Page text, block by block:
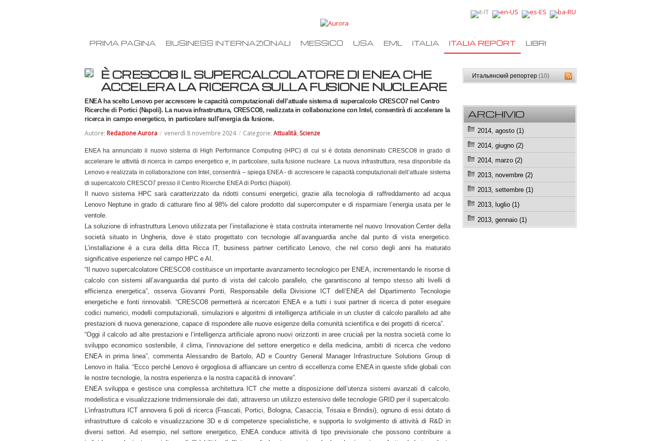
PRIMA PAGINA BUSINESS INTERNAZIONALI MESSICO USA EML ITALIA ITALIA REPORT LIBRI
È CRESCO8 IL SUPERCALCOLATORE DI ENEA CHE
ACCELERA LA RICERCA SULLA FUSIONE NUCLEARE
ENEA ha scelto Lenovo per accrescere le capacità computazionali dell’attuale sistema di supercalcolo CRESCO7 nel Centro
Ricerche di Portici (Napoli). La nuova infrastruttura, CRESCO8, realizzata in collaborazione con Intel, consentirà di accelerare la
ricerca in campo energetico, in particolare sull'energia da fusione.
Autore: Redazione Aurora / venerdì 8 novembre 2024 / Categorie: Attualità, Scienze
ENEA ha annunciato il nuovo sistema di High Performance Computing (HPC) di cui si è dotata denominato CRESCO8 in grado di
accelerare le attività di ricerca in campo energetico e, in particolare, sulla fusione nucleare. La nuova infrastruttura, resa disponibile da
Lenovo e realizzata in collaborazione con Intel, consentirà – spiega ENEA - di accrescere le capacità computazionali dell’attuale sistema
di supercalcolo CRESCO7 presso il Centro Ricerche ENEA di Portici (Napoli).
Il nuovo sistema HPC sarà caratterizzato da ridotti consumi energetici, grazie alla tecnologia di raffreddamento ad acqua
Lenovo Neptune in grado di catturare fino al 98% del calore prodotto dal supercomputer e di risparmiare l’energia usata per le
ventole.
La soluzione di infrastruttura Lenovo utilizzata per l’installazione è stata costruita interamente nel nuovo Innovation Center della
società situato in Ungheria, dove è stato progettato con tecnologie all’avanguardia anche dal punto di vista energetico.
L’installazione è a cura della ditta Ricca IT, business partner certificato Lenovo, che nel corso degli anni ha maturato
significative esperienze nel campo HPC e AI.
“Il nuovo supercalcolatore CRESCO8 costituisce un importante avanzamento tecnologico per ENEA, incrementando le risorse di
calcolo con sistemi all’avanguardia dal punto di vista del calcolo parallelo, che garantiscono al tempo stesso alti livelli di
efficienza energetica”, osserva Giovanni Ponti, Responsabile della Divisione ICT dell’ENEA del Dipartimento Tecnologie
energetiche e fonti rinnovabili. “CRESCO8 permetterà ai ricercatori ENEA e a tutti i suoi partner di ricerca di poter eseguire
codici numerici, modelli computazionali, simulazioni e algoritmi di intelligenza artificiale in un cluster di calcolo parallelo ad alte
prestazioni di nuova generazione, capace di rispondere alle nuove esigenze della comunità scientifica e dei progetti di ricerca”.
“Oggi il calcolo ad alte prestazioni e l’intelligenza artificiale aprono nuovi orizzonti in aree cruciali per la nostra società come lo
sviluppo economico sostenibile, il clima, l’innovazione del settore energetico e della medicina, ambiti di ricerca che vedono
ENEA in prima linea”, commenta Alessandro de Bartolo, AD e Country General Manager Infrastructure Solutions Group di
Lenovo in Italia. “Ecco perché Lenovo è orgogliosa di affiancare un centro di eccellenza come ENEA in queste sfide globali con
le nostre tecnologie, la nostra esperienza e la nostra capacità di innovare”.
ENEA sviluppa e gestisce una complessa architettura ICT che mette a disposizione dell’utenza sistemi avanzati di calcolo,
modellistica e visualizzazione tridimensionale dei dati, attraverso un utilizzo estensivo delle tecnologie GRID per il supercalcolo.
L’infrastruttura ICT annovera 6 poli di ricerca (Frascati, Portici, Bologna, Casaccia, Trisaia e Brindisi), ognuno di essi dotato di
infrastrutture di calcolo e visualizzazione 3D e di competenze specialistiche, e supporta lo svolgimento di attività di R&D in
diversi settori. Ad esempio, nel settore energetico, ENEA conduce attività di tipo previsionale che possono contribuire a
Итальянский репортер(10)
ARCHIVIO
2014, agosto (1)
2014, giugno (2)
2014, marzo (2)
2013, novembre (2)
2013, settembre (1)
2013, luglio (1)
2013, gennaio (1)